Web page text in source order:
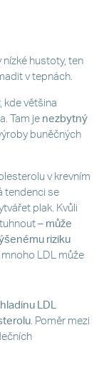
hustoty, ten
v tepnách.
kde většina
Tam je nezbytný
buněčných
v krevním
tendenci se
plak. Kvůli
– může
riziku
mnoho LDL může
LDL
. Poměr mezi